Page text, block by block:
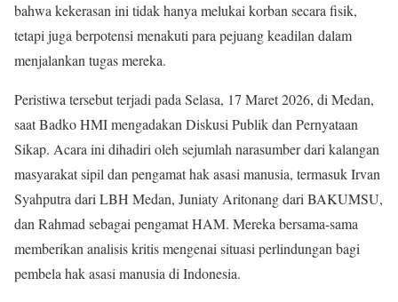
bahwa kekerasan ini tidak hanya melukai korban secara fisik,
tetapi juga berpotensi menakuti para pejuang keadilan dalam
menjalankan tugas mereka.
Peristiwa tersebut terjadi pada Selasa, 17 Maret 2026, di Medan,
saat Badko HMI mengadakan Diskusi Publik dan Pernyataan
Sikap. Acara ini dihadiri oleh sejumlah narasumber dari kalangan
masyarakat sipil dan pengamat hak asasi manusia, termasuk Irvan
Syahputra dari LBH Medan, Juniaty Aritonang dari BAKUMSU,
dan Rahmad sebagai pengamat HAM. Mereka bersama-sama
memberikan analisis kritis mengenai situasi perlindungan bagi
pembela hak asasi manusia di Indonesia.